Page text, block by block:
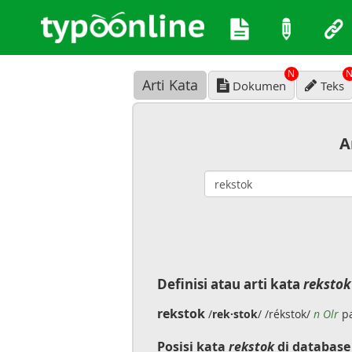
Arti Kata Dokumen
N
Teks
Definisi atau arti kata rekstok
rekstok/rek·stok/ /rékstok/ n Olr
Posisi kata rekstokdi